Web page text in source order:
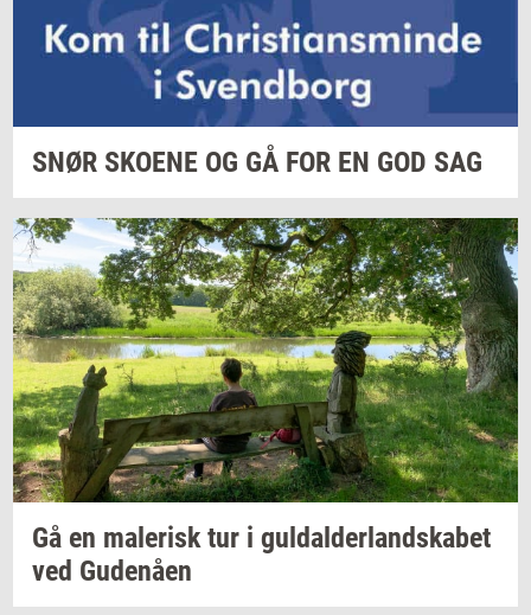
SNØR SKO­E­NE OG GÅ FOR EN GOD SAG
Gå en ma­le­risktur i gul­dal­der­land­ska­bet
ved Gu­denå­en